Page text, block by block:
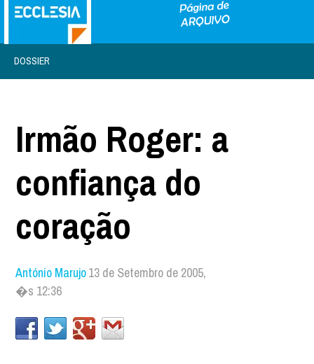
DOSSIER
Irmão Roger: a
confiança do
coração
António Marujo13 de Setembro de 2005,
�s 12:36